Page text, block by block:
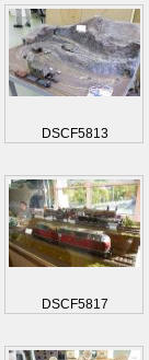
DSCF5813
DSCF5817